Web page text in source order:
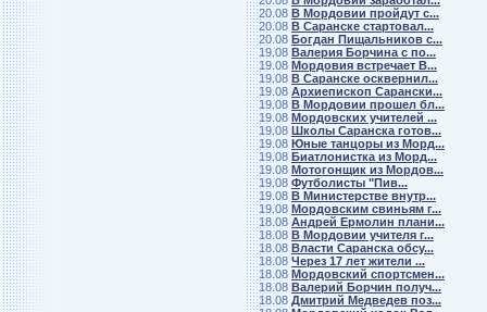
20.08 В Мордовии пройдут с...
20.08 В Саранске стартовал...
20.08 Богдан Пищальников с...
19.08 Валерия Борчина с по...
19.08 Мордовия встречает В...
19.08 В Саранске осквернил...
19.08 Архиепископ Сарански...
19.08 В Мордовии прошел бл...
19.08 Мордовских учителей ...
19.08 Школы Саранска готов...
19.08 Юные танцоры из Морд...
19.08 Биатлонистка из Морд...
19.08 Мотогонщик из Мордов...
19.08 Футболисты "Пив...
19.08 В Министерстве внутр...
19.08 Мордовским свиньям г...
18.08 Андрей Ермолин плани...
18.08 В Мордовии учителя г...
18.08 Власти Саранска обсу...
18.08 Через 17 лет жители ...
18.08 Мордовский спортсмен...
18.08 Валерий Борчин получ...
18.08 Дмитрий Медведев поз...